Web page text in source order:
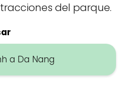
del parque.
a Da Nang